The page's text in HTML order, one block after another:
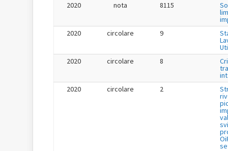
2020
nota 8115
2020
circolare 9
2020
circolare 8
2020
circolare 2